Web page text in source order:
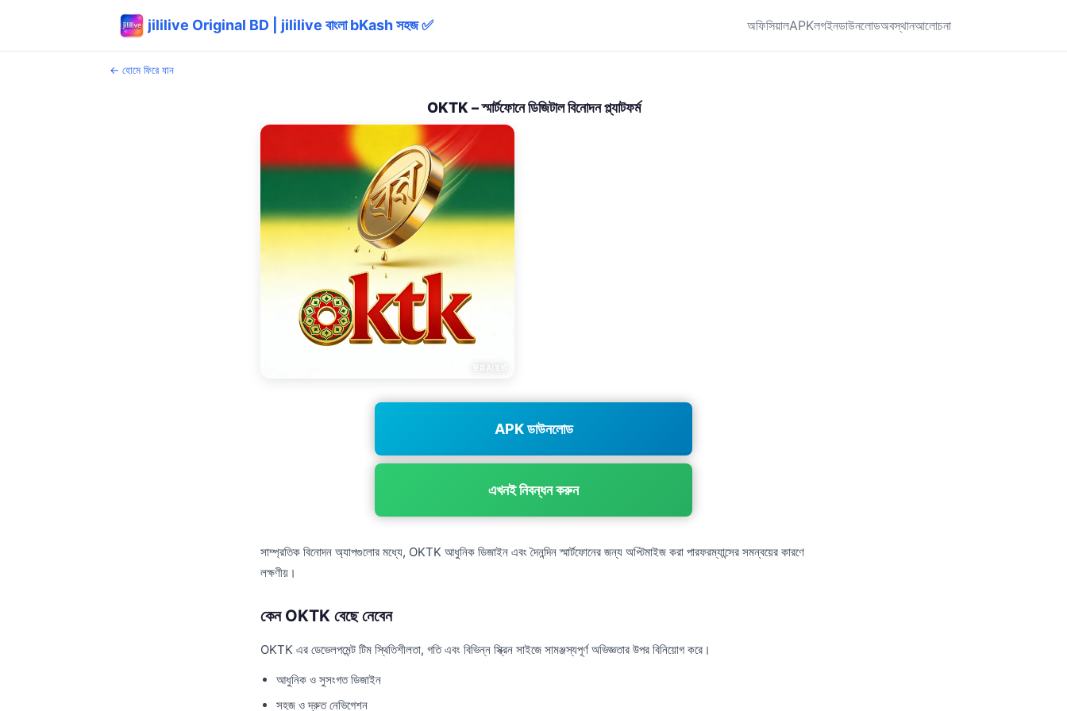
jililive Original BD | jililive বাংলা bKash সহজ ✅ অফিসিয়ালAPKলগইনডাউনলোডঅবস্থানআলোচনা
← হোমে ফিরে যান
OKTK – স্মার্টফোনে ডিজিটাল বিনোদন প্ল্যাটফর্ম
APK ডাউনলোড
এখনই নিবন্ধন করুন
সাম্প্রতিক বিনোদন অ্যাপগুলোর মধ্যে, OKTK আধুনিক ডিজাইন এবং দৈনন্দিন স্মার্টফোনের জন্য অপ্টিমাইজ করা পারফরম্যান্সের সমন্বয়ের কারণে
লক্ষণীয়।
কেন OKTK বেছে নেবেন
OKTK এর ডেভেলপমেন্ট টিম স্থিতিশীলতা, গতি এবং বিভিন্ন স্ক্রিন সাইজে সামঞ্জস্যপূর্ণ অভিজ্ঞতার উপর বিনিয়োগ করে।
আধুনিক ও সুসংগত ডিজাইন
সহজ ও দ্রুত নেভিগেশন